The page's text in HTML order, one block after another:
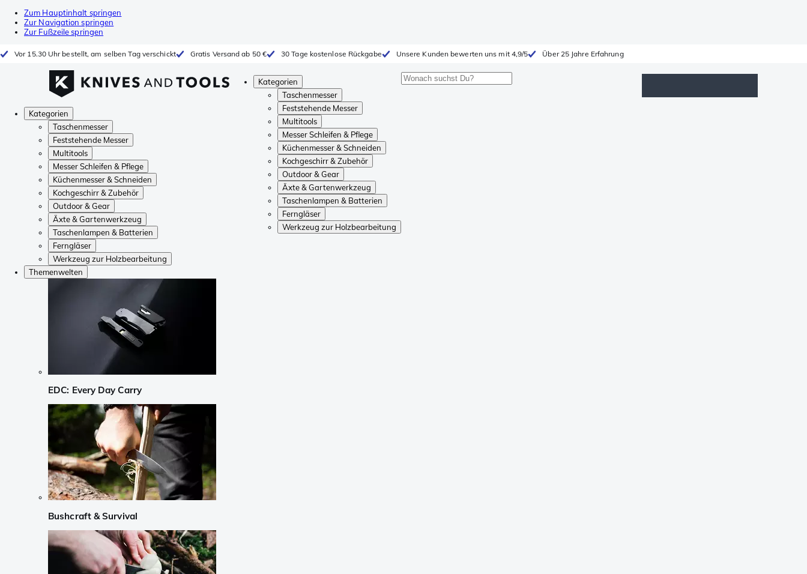
Zum Hauptinhalt springen
Zur Navigation springen
Zur Fußzeile springen
Vor 15.30 Uhr bestellt, am selben Tag verschickt Gratis Versand ab 50 € 30 Tage kostenlose Rückgabe Unsere Kunden bewerten uns mit 4,9/5 Über 25 Jahre Erfahrung
Kategorien
Taschenmesser
Feststehende Messer
Multitools
Messer Schleifen & Pflege
Küchenmesser & Schneiden
Kochgeschirr & Zubehör
Outdoor & Gear
Äxte & Gartenwerkzeug
Taschenlampen & Batterien
Ferngläser
Werkzeug zur Holzbearbeitung
Kategorien
Taschenmesser
Feststehende Messer
Multitools
Messer Schleifen & Pflege
Küchenmesser & Schneiden
Kochgeschirr & Zubehör
Outdoor & Gear
Äxte & Gartenwerkzeug
Taschenlampen & Batterien
Ferngläser
Werkzeug zur Holzbearbeitung
Themenwelten
EDC: Every Day Carry
Bushcraft & Survival